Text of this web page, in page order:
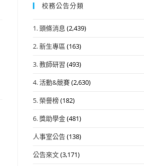
校務公告分類
1. 頭條消息 (2,439)
2. 新生專區 (163)
3. 教師研習 (493)
4. 活動&競賽(2,630)
5. 榮譽榜(182)
6. 獎助學金(481)
人事室公告(138)
公告來文(3,171)